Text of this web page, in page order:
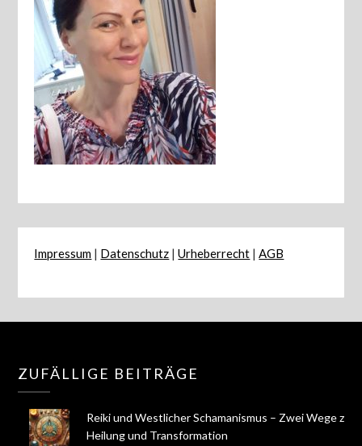
Impressum | Datenschutz |Urheberrecht |AGB
ZUFÄLLIGE BEITRÄGE
Reiki und Westlicher Schamanismus – Zwei Wege zur
Heilung und Transformation